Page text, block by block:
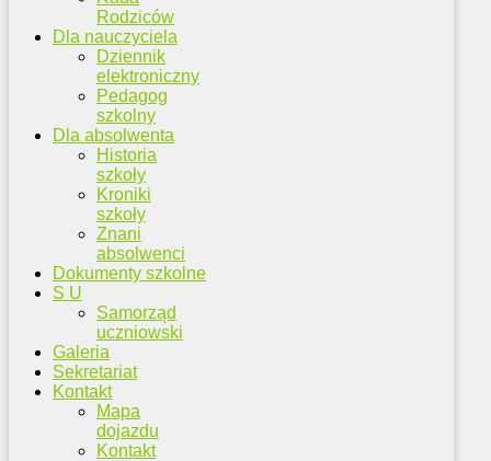
Rodziców
Dla nauczyciela
Dziennik
elektroniczny
Pedagog
szkolny
Dla absolwenta
Historia
szkoły
Kroniki
szkoły
Znani
absolwenci
Dokumenty szkolne
S U
Samorząd
uczniowski
Galeria
Sekretariat
Kontakt
Mapa
dojazdu
Kontakt